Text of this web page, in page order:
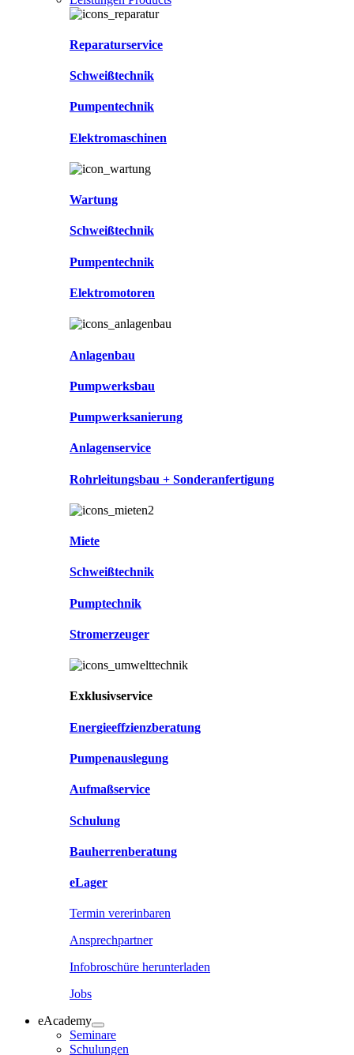
Reparaturservice
Schweißtechnik
Pumpentechnik
Elektromaschinen
Wartung
Schweißtechnik
Pumpentechnik
Elektromotoren
Anlagenbau
Pumpwerksbau
Pumpwerksanierung
Anlagenservice
Rohrleitungsbau + Sonderanfertigung
Miete
Schweißtechnik
Pumptechnik
Stromerzeuger
Exklusivservice
Energieeffzienzberatung
Pumpenauslegung
Aufmaßservice
Schulung
Bauherrenberatung
eLager
Termin vererinbaren
Ansprechpartner
Infobroschüre herunterladen
Jobs
eAcademy
Seminare
Schulungen